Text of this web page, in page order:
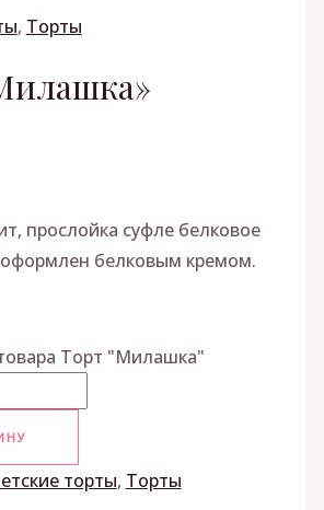
, Торты
прослойка суфле белковое
белковым кремом.
Торт "Милашка"
торты, Торты